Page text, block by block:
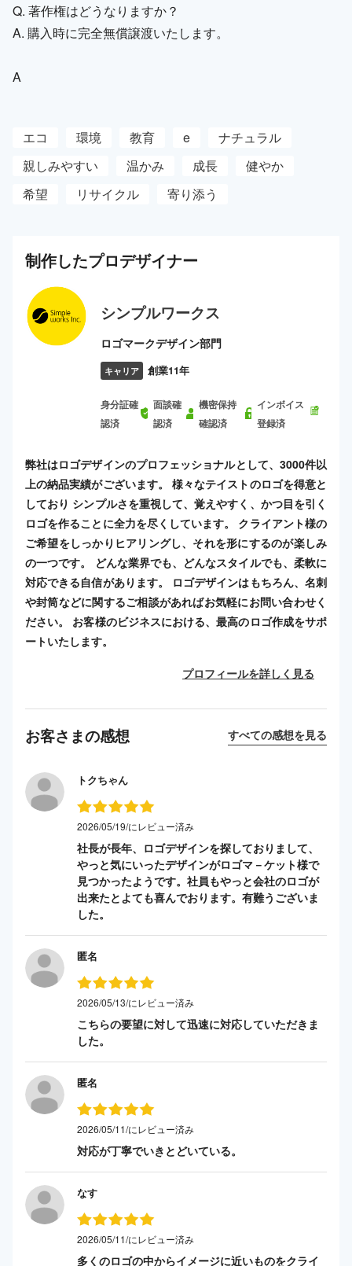
Q. 著作権はどうなりますか？
A. 購入時に完全無償譲渡いたします。
A
エコ 環境 教育 e
ナチュラル
親しみやすい
温かみ 成長
健やか
希望
リサイクル 寄り添う
制作したプロデザイナー
シンプルワークス
ロゴマークデザイン部門
キャリア 創業11年
身分証確
認済
面談確
認済
機密保持
確認済
インボイス
登録済
弊社はロゴデザインのプロフェッショナルとして、3000件以
上の納品実績がございます。 様々なテイストのロゴを得意と
しており シンプルさを重視して、覚えやすく、かつ目を引く
ロゴを作ることに全力を尽くしています。 クライアント様の
ご希望をしっかりヒアリングし、それを形にするのが楽しみ
の一つです。 どんな業界でも、どんなスタイルでも、柔軟に
対応できる自信があります。 ロゴデザインはもちろん、名刺
や封筒などに関するご相談があればお気軽にお問い合わせく
ださい。 お客様のビジネスにおける、最高のロゴ作成をサポ
ートいたします。
プロフィールを詳しく見る
お客さまの感想 すべての感想を見る
トクちゃん
2026/05/19/にレビュー済み
社長が長年、ロゴデザインを探しておりまして、
やっと気にいったデザインがロゴマ－ケット様で
見つかったようです。社員もやっと会社のロゴが
出来たとよても喜んでおります。有難うございま
した。
匿名
2026/05/13/にレビュー済み
こちらの要望に対して迅速に対応していただきま
した。
匿名
2026/05/11/にレビュー済み
対応が丁寧でいきとどいている。
なす
2026/05/11/にレビュー済み
多くのロゴの中からイメージに近いものをクライ